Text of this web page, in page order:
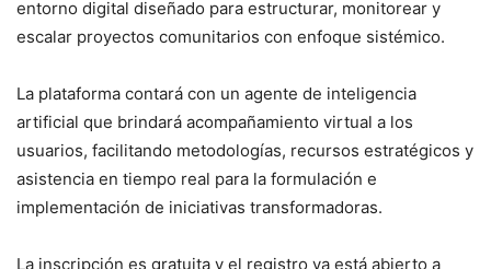
entorno digital diseñado para estructurar, monitorear y
escalar proyectos comunitarios con enfoque sistémico.
La plataforma contará con un agente de inteligencia
artificial que brindará acompañamiento virtual a los
usuarios, facilitando metodologías, recursos estratégicos y
asistencia en tiempo real para la formulación e
implementación de iniciativas transformadoras.
La inscripción es gratuita y el registro ya está abierto a